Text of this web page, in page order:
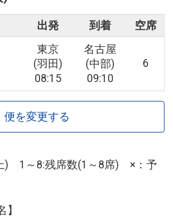
出発 到着 空席
東京
(羽田)
08:15
名古屋
(中部)
09:10
6
便を変更する
) 1～8:残席数(1～8席) ×：予
】